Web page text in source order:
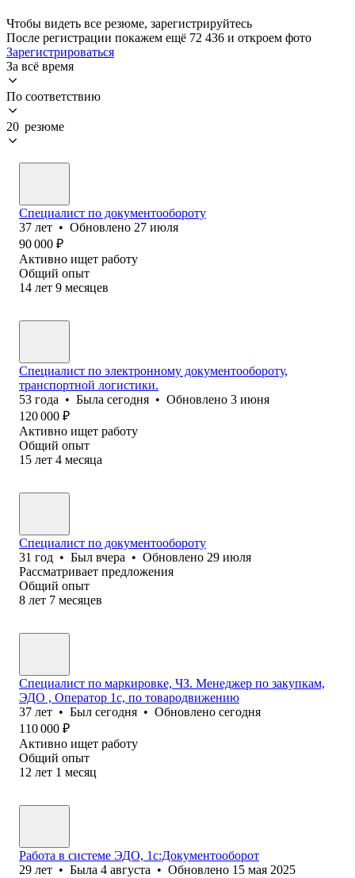
Чтобы видеть все резюме, зарегистрируйтесь
После регистрации покажем ещё 72 436 и откроем фото
Зарегистрироваться
За всё время
По соответствию
20 резюме
Специалист по документообороту
37 лет • Обновлено 27 июля
90 000 ₽
Активно ищет работу
Общий опыт
14 лет 9 месяцев
Специалист по электронному документообороту,
транспортной логистики.
53 года • Была сегодня • Обновлено 3 июня
120 000 ₽
Активно ищет работу
Общий опыт
15 лет 4 месяца
Специалист по документообороту
31 год • Был вчера • Обновлено 29 июля
Рассматривает предложения
Общий опыт
8 лет 7 месяцев
Специалист по маркировке, ЧЗ. Менеджер по закупкам,
ЭДО , Оператор 1с, по товародвижению
37 лет • Был сегодня • Обновлено сегодня
110 000 ₽
Активно ищет работу
Общий опыт
12 лет 1 месяц
Работа в системе ЭДО, 1с:Документооборот
29 лет • Была 4 августа • Обновлено 15 мая 2025